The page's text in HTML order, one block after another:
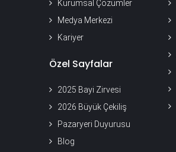
Kurumsal Çözümler
Medya Merkezi
Kariyer
Özel Sayfalar
2025 Bayi Zirvesi
2026 Büyük Çekiliş
Pazaryeri Duyurusu
Blog